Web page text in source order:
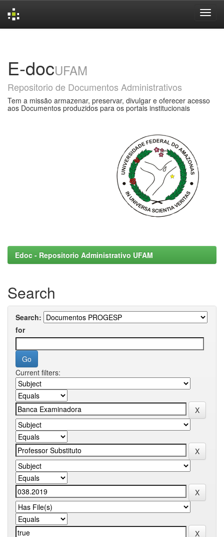
E-docUFAM
Repositorio de Documentos Administrativos
Tem a missão armazenar, preservar, divulgar e oferecer acesso
aos Documentos produzidos para os portais institucionais
Edoc - Repositorio Administrativo UFAM
Search
Search:
for
Current filters: